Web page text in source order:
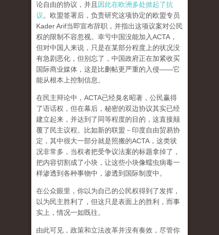
论自由的协议，并且 因此在欧洲多处掀起了抗
议。欧盟签署后，负责研究这项协定的欧盟专员
Kader Arif当即宣布辞职，并指出这项议案对公民
权的限制不容忽视。 幸亏中国没能加入ACTA，
但对中国人来说，只是在某部分程度上的状况没
有急剧恶化，但别忘了，中国政府正在加紧收买
国际商业媒体，这是比删帖更严重的入侵——它
能从根本上控制信息。
在民主辩论中，ACTA已经臭名昭著，公民赢得
了语话权，但在幕后，秘密的双边协议其实已经
建立起来，并达到了同等程度的目的，这直接颠
覆了民主议程。比如新的联盟－印度自由贸易协
定，其中很大一部分就是照搬的ACTA，这类状
况非常多，当权者把受争议法案的标题拿掉了，
把内容切割成了小块，让这些小块像蠕虫病毒一
样渗透到各种事物中，渗透到国际制度中。
在公众眼里，你以为自己的公民权得到了发挥，
以为民主胜利了，但这只是表面上的胜利，而事
实上，情况一如既往。
由此可见，政策和立法改革并没有奏效，尽管你